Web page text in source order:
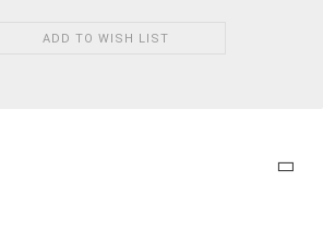
ADD TO WISH LIST